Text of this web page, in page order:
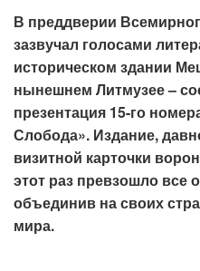
В преддверии
зазвучал голосами
историческом здании
нынешнем Литмузее –
презентация 15-го
Слобода». Издание,
визитной карточки
этот раз превзошло все
объединив на своих
мира.